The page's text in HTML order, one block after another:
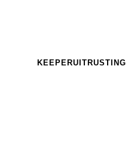
KEEPERUITRUSTING